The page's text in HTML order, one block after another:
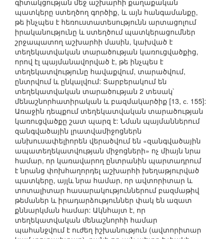
գիտակցության մեջ աշխարհի քաղաքական
պատկերը ստեղծող գործիք, և այն հանգամանքը,
թե ինչպես է հեռուստատեսությունն արտացոլում
իրականությունը և ստեղծում պատկերացումներ
շրջապատող աշխարհի մասին, կախված է
տեղեկատվական տարածության կառուցվածքից,
որով էլ պայմանավորված է, թե ինչպես է
տեղեկատվությունը հավաքվում, տարածվում,
ընտրվում և ընկալվում: Տարբերակում են
տեղեկատվական տարածության 2 տեսակ`
մենաշնորհատիրական և բազմակարծիք [13, с. 155]:
Առաջին դեպքում տեղեկատվական տարածության
կառուցվածքը շատ պարզ է: Նման պայմաններում
զանգվածային լրատվամիջոցներն
անխուսափելիորեն վերածվում են «զանգվածային
ապատեղեկատվության միջոցների» ոչ միայն նրա
համար, որ կառավարող ընտրանին պարտադրում
է նրանց փոխհաղորդել աշխարհի խեղաթյուրված
պատկերը, այլև նրա համար, որ ավտորիտար և
տոտալիտար հասարակություններում բազմաթիվ
թեմաներ և իրադարձություններ փակ են ազատ
քննարկման համար: Ակնհայտ է, որ
տեղեկատվական մենաշնորհի համար
պահանջվում է ուժեղ իշխանություն (ավտորիտար